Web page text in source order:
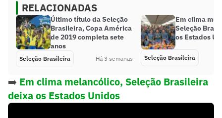
RELACIONADAS
Último título da Seleção
Brasileira, Copa América
de 2019 completa sete
anos
Seleção Brasileira Há 3 semanas
Em clima
Seleção
os Estados
Seleção Brasileira
➡️ Em clima melancólico, Seleção Brasileira
deixa os Estados Unidos